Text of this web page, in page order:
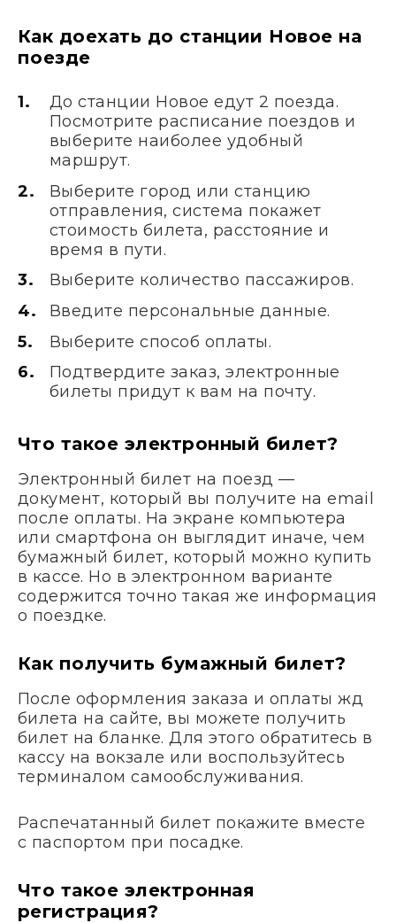
Как доехать до станции Новое на
поезде
До станции Новое едут 2 поезда.
Посмотрите расписание поездов и
выберите наиболее удобный
маршрут.
Выберите город или станцию
отправления, система покажет
стоимость билета, расстояние и
время в пути.
Выберите количество пассажиров.
Введите персональные данные.
Выберите способ оплаты.
Подтвердите заказ, электронные
билеты придут к вам на почту.
Что такое электронный билет?
Электронный билет на поезд —
документ, который вы получите на email
после оплаты. На экране компьютера
или смартфона он выглядит иначе, чем
бумажный билет, который можно купить
в кассе. Но в электронном варианте
содержится точно такая же информация
о поездке.
Как получить бумажный билет?
После оформления заказа и оплаты жд
билета на сайте, вы можете получить
билет на бланке. Для этого обратитесь в
кассу на вокзале или воспользуйтесь
терминалом самообслуживания.
Распечатанный билет покажите вместе
с паспортом при посадке.
Что такое электронная
регистрация?